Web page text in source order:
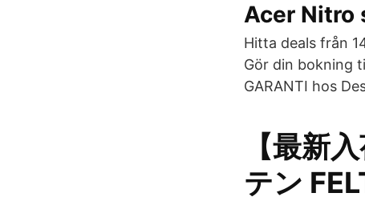
Acer Nitro
Hitta deals från
Gör din bokning
GARANTI hos
【最新
テン